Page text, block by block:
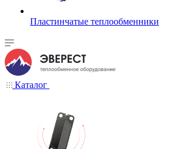
Пластинчатые теплообменники
Каталог